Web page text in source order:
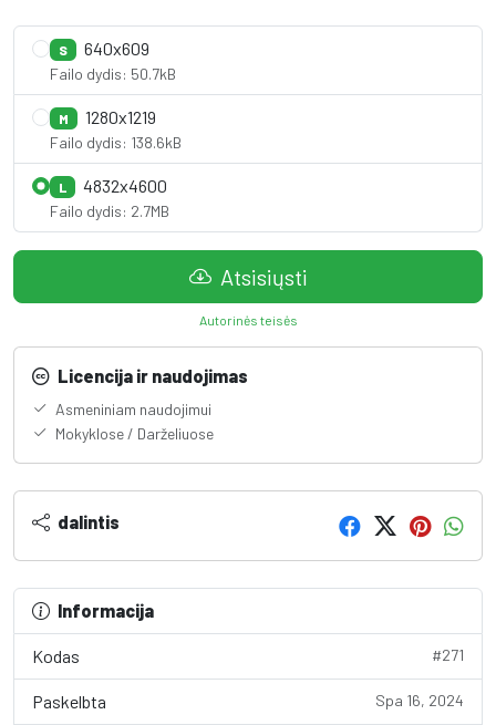
S 640x609
Failo dydis: 50.7kB
M 1280x1219
Failo dydis: 138.6kB
L 4832x4600
Failo dydis: 2.7MB
Atsisiųsti
Autorinės teisės
Licencija ir naudojimas
Asmeniniam naudojimui
Mokyklose / Darželiuose
dalintis
Informacija
Kodas #271
Paskelbta Spa 16, 2024